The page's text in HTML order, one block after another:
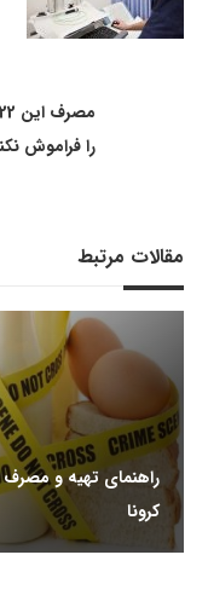
را فراموش
مقالات مرتبط
راهنمای تهیه و مصرف
کرونا